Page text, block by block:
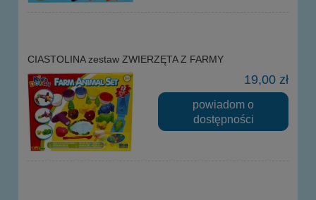
CIASTOLINA zestaw ZWIERZĘTA Z FARMY
19,00 zł
powiadom o
dostępności